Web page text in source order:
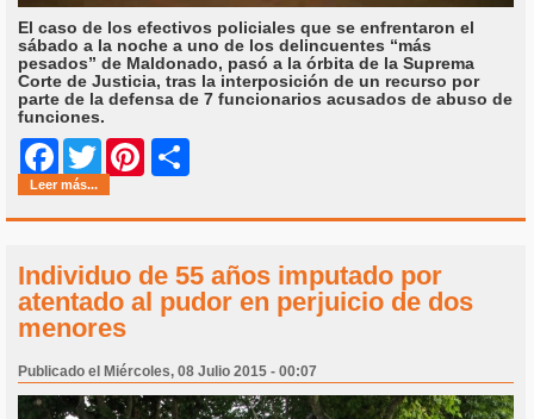
El caso de los efectivos policiales que se enfrentaron el
sábado a la noche a uno de los delincuentes “más
pesados” de Maldonado, pasó a la órbita de la Suprema
Corte de Justicia, tras la interposición de un recurso por
parte de la defensa de 7 funcionarios acusados de abuso de
funciones.
Facebook
Twitter Pinterest
Leer más...
Individuo de 55 años imputado por
atentado al pudor en perjuicio de dos
menores
Publicado el Miércoles, 08 Julio 2015 - 00:07